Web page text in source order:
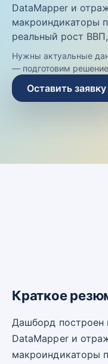
DataMapper и
макроиндикаторы
реальный рост
Нужны актуальные
— подготовим
Оставить заявку
Краткое
Дашборд построен
DataMapper и
макроиндикаторы